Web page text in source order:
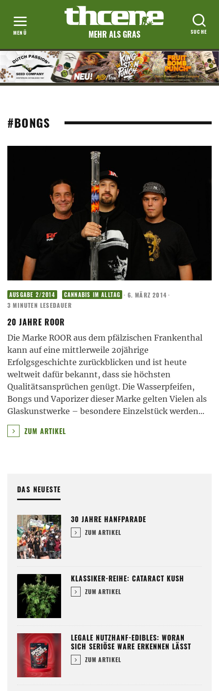
MEHR ALS GRAS
#BONGS
AUSGABE 2/2014 CANNABIS IM ALLTAG · 6. MÄRZ 2014 ·
3 MINUTEN LESEDAUER
20 JAHRE ROOR
Die Marke ROOR aus dem pfälzischen Frankenthal
kann auf eine mittlerweile 20jährige
Erfolgsgeschichte zurückblicken und ist heute
weltweit dafür bekannt, dass sie höchsten
Qualitätsansprüchen genügt. Die Wasserpfeifen,
Bongs und Vaporizer dieser Marke gelten Vielen als
Glaskunstwerke – besondere Einzelstück werden...
ZUM ARTIKEL
DAS NEUESTE
30 JAHRE HANFPARADE
ZUM ARTIKEL
KLASSIKER-REIHE: CATARACT KUSH
ZUM ARTIKEL
LEGALE NUTZHANF-EDIBLES: WORAN
SICH SERIÖSE WARE ERKENNEN LÄSST
ZUM ARTIKEL